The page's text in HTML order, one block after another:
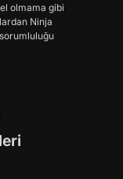
olmama gibi
Ninja